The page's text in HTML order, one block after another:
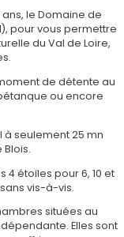
le Domaine de
pour vous permettre
du Val de Loire,
de détente au
ou encore
seulement 25 mn
étoiles pour 6, 10 et
vis-à-vis.
situées au
Elles sont